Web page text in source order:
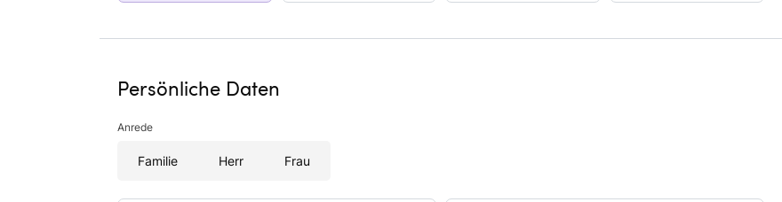
Persönliche Daten
Anrede
Familie Herr Frau